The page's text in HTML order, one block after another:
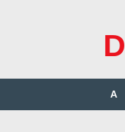
D
A